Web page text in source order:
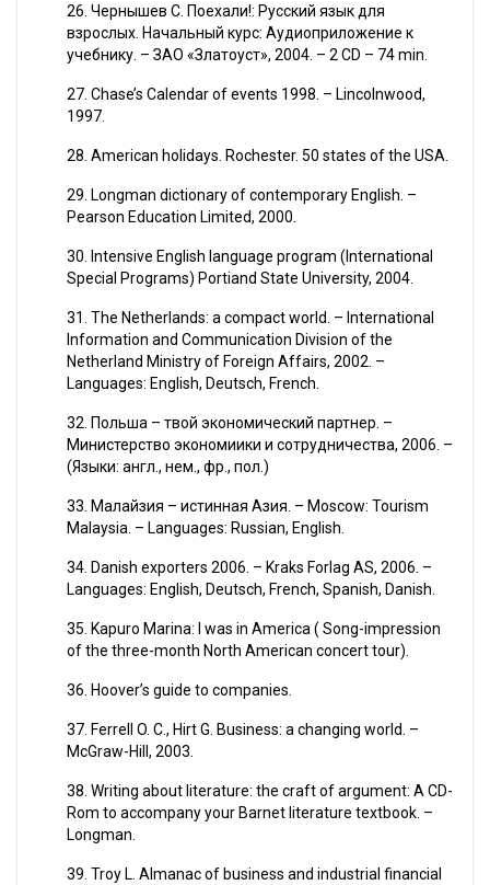
26. Чернышев С. Поехали!: Русский язык для
взрослых. Начальный курс: Аудиоприложение к
учебнику. – ЗАО «Златоуст», 2004. – 2 CD – 74 min.
27. Chase’s Calendar of events 1998. – Lincolnwood,
1997.
28. American holidays. Rochester. 50 states of the USA.
29. Longman dictionary of contemporary English. –
Pearson Education Limited, 2000.
30. Intensive English language program (International
Special Programs) Portiand State University, 2004.
31. The Netherlands: a compact world. – International
Information and Communication Division of the
Netherland Ministry of Foreign Affairs, 2002. –
Languages: English, Deutsch, French.
32. Польша – твой экономический партнер. –
Министерство экономиики и сотрудничества, 2006. –
(Языки: англ., нем., фр., пол.)
33. Малайзия – истинная Азия. – Moscow: Tourism
Malaysia. – Languages: Russian, English.
34. Danish exporters 2006. – Kraks Forlag AS, 2006. –
Languages: English, Deutsch, French, Spanish, Danish.
35. Kapuro Marina: I was in America ( Song-impression
of the three-month North American concert tour).
36. Hoover’s guide to companies.
37. Ferrell O. C., Hirt G. Business: a changing world. –
McGraw-Hill, 2003.
38. Writing about literature: the craft of argument: A CD-
Rom to accompany your Barnet literature textbook. –
Longman.
39. Troy L. Almanac of business and industrial financial